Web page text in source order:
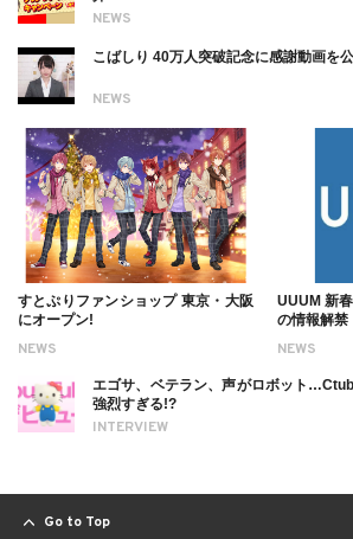
NEWS
NEWS
こばしり 40万人突破記念に感謝動画を
NEWS
すとぷりファンショップ 東京・大阪
にオープン!
NEWS
UUUM 新
の情報解禁
INTERVIEW
エゴサ、ベテラン、声がロボット
強烈すぎる!?
Go to Top